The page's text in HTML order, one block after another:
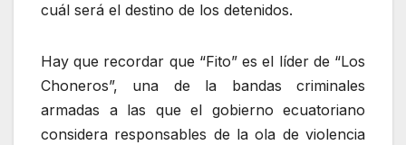
cuál será el destino de los detenidos.
Hay que recordar que “Fito” es el líder de “Los
Choneros”, una de la bandas criminales
armadas a las que el gobierno ecuatoriano
considera responsables de la ola de violencia